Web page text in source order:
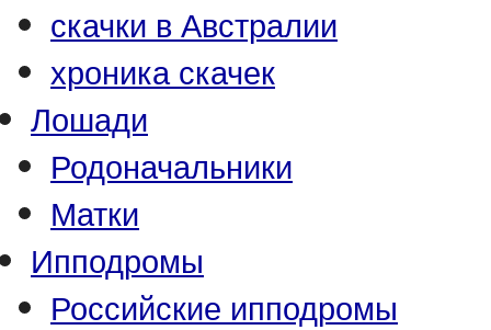
скачки в Австралии
хроника скачек
Лошади
Родоначальники
Матки
Ипподромы
Российские ипподромы